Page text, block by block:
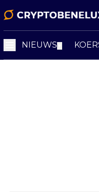
NIEUWS